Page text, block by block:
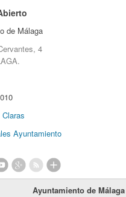
de Málaga
4
Ayuntamiento
Ayuntamiento de Málaga